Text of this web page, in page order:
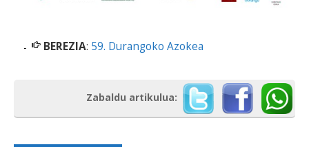
BEREZIA: 59. Durangoko Azokea
Zabaldu artikulua: